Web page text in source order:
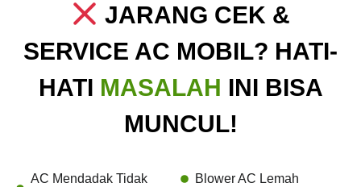
JARANG CEK &
SERVICE AC MOBIL? HATI-
HATI MASALAH INI BISA
MUNCUL!
AC Mendadak Tidak
Blower AC Lemah